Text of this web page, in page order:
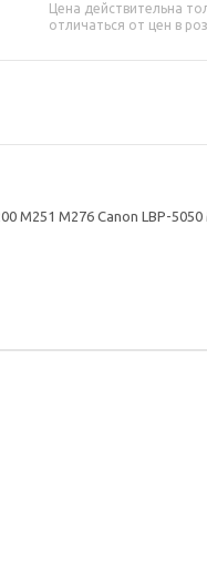
Цена действительна
отличаться от цен в
M251 M276 Canon LBP-